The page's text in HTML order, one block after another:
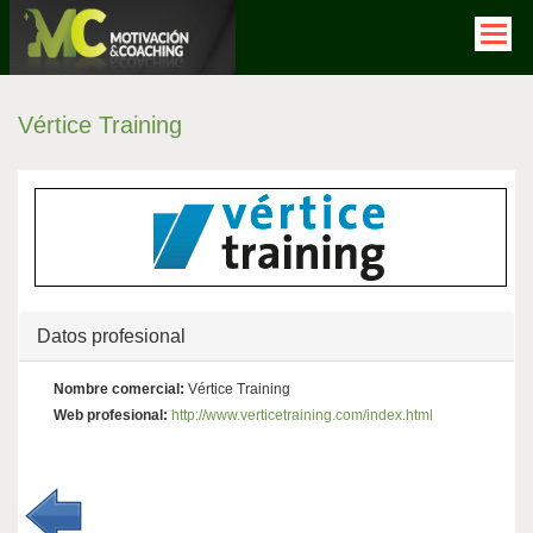
Pasar
contenido
Vértice Training
Solapas
Ocultar
Datos profesional
Nombre comercial: Vértice Training
Web profesional: http://www.verticetraining.com/index.html